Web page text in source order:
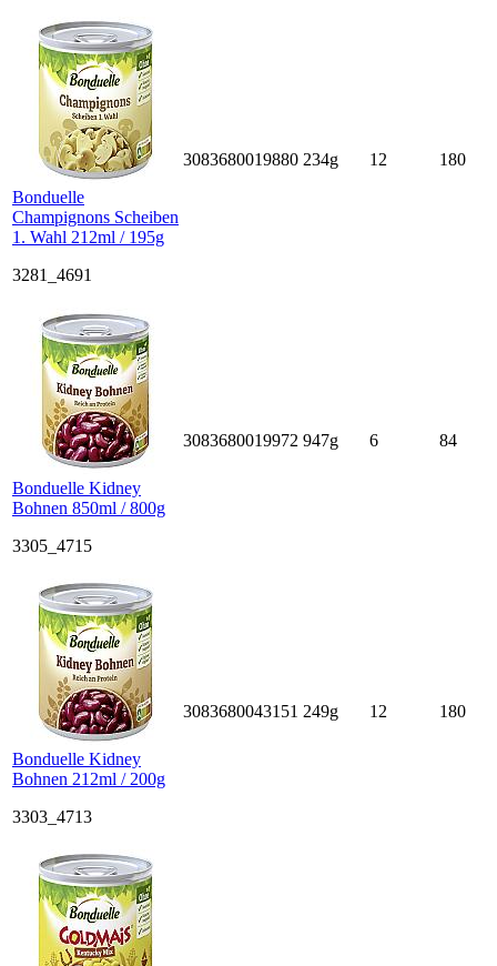
Bonduelle
Champignons Scheiben
1. Wahl 212ml / 195g
3281_4691
3083680019880 234g 12 180
Bonduelle Kidney
Bohnen 850ml / 800g
3305_4715
3083680019972 947g 6 84
Bonduelle Kidney
Bohnen 212ml / 200g
3303_4713
3083680043151 249g 12 180